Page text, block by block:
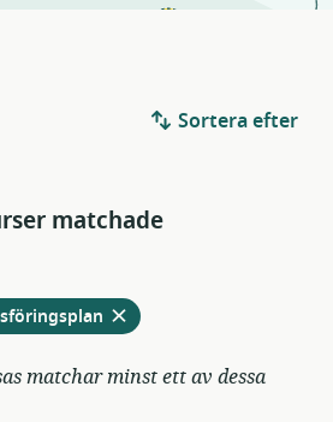
Sortera efter
matchade
från
aktuella
filter
matchar minst ett av dessa